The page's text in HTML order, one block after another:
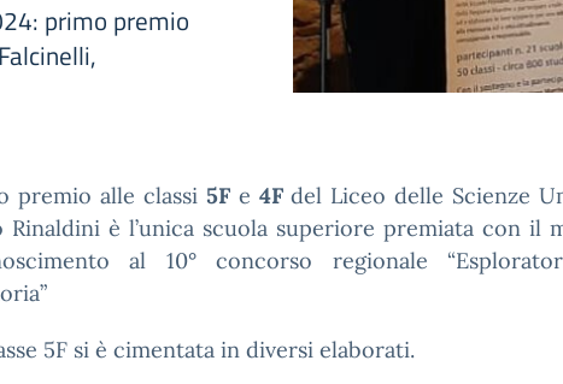
primo premio
premio alle classi 5Fe 4Fdel Liceo delle Scienze
Rinaldini è l’unica scuola superiore premiata con il
al 10° concorso regionale
5F si è cimentata in diversi elaborati.